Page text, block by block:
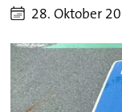
28. Oktober